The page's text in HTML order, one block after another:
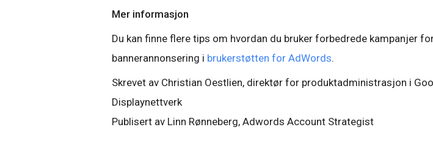
Mer informasjon
Du kan finne flere tips om hvordan du bruker forbedrede kampanjer
bannerannonsering i brukerstøtten for AdWords.
Skrevet av Christian Oestlien, direktør for produktadministrasjon i
Displaynettverk
Publisert av Linn Rønneberg, Adwords Account Strategist